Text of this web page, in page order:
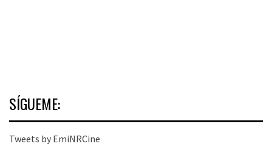
SÍGUEME:
Tweets by EmiNRCine